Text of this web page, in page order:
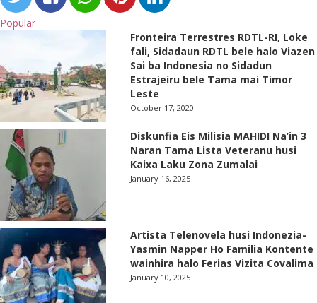
Popular
Fronteira Terrestres RDTL-RI, Loke
fali, Sidadaun RDTL bele halo Viazen
Sai ba Indonesia no Sidadun
Estrajeiru bele Tama mai Timor
Leste
October 17, 2020
Diskunfia Eis Milisia MAHIDI Na’in 3
Naran Tama Lista Veteranu husi
Kaixa Laku Zona Zumalai
January 16, 2025
Artista Telenovela husi Indonezia-
Yasmin Napper Ho Familia Kontente
wainhira halo Ferias Vizita Covalima
January 10, 2025